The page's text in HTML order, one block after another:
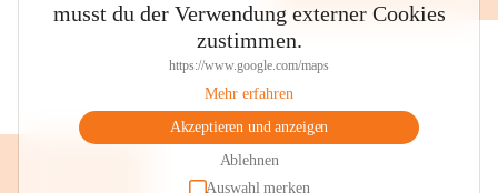
musst du der Verwendung externer Cookies
zustimmen.
https://www.google.com/maps
Mehr erfahren
Akzeptieren und anzeigen
Ablehnen
Auswahl merken